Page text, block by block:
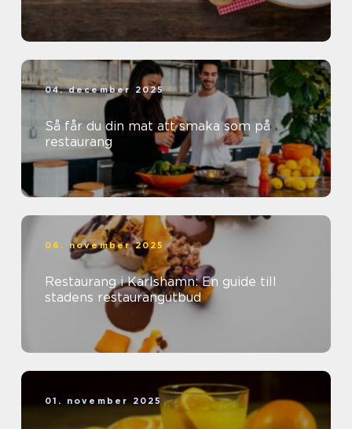
04. december 2025
Så får du din mat att smaka som på
restaurang
06. november 2025
Restaurang i Karlshamn: En guide till
stadens restaurangutbud
01. november 2025